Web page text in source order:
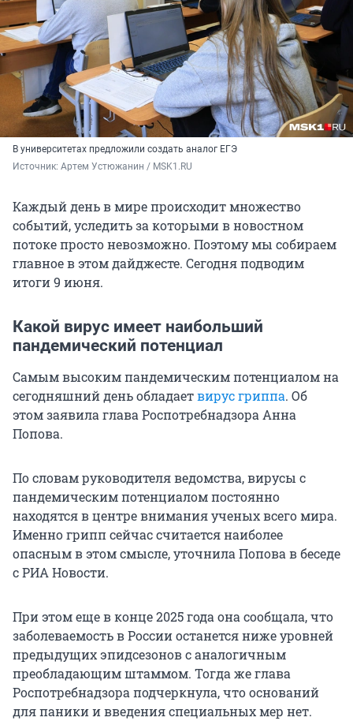
В университетах предложили создать аналог ЕГЭ
Источник: Артем Устюжанин / MSK1.RU
Каждый день в мире происходит множество
событий, уследить за которыми в новостном
потоке просто невозможно. Поэтому мы собираем
главное в этом дайджесте. Сегодня подводим
итоги 9 июня.
Какой вирус имеет наибольший
пандемический потенциал
Самым высоким пандемическим потенциалом на
сегодняшний день обладаетвирус гриппа. Об
этом заявила глава Роспотребнадзора Анна
Попова.
По словам руководителя ведомства, вирусы с
пандемическим потенциалом постоянно
находятся в центре внимания ученых всего мира.
Именно грипп сейчас считается наиболее
опасным в этом смысле, уточнила Попова в беседе
с РИА Новости.
При этом еще в конце 2025 года она сообщала, что
заболеваемость в России останется ниже уровней
предыдущих эпидсезонов с аналогичным
преобладающим штаммом. Тогда же глава
Роспотребнадзора подчеркнула, что оснований
для паники и введения специальных мер нет.